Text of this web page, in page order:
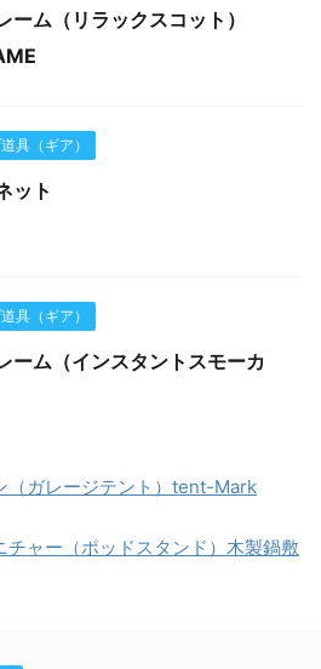
ーム（リラックスコット）
具（ギア）
ット
具（ギア）
ーム（インスタントスモーカ
（ガレージテント）tent-Mark
チャー（ポッドスタンド）木製鍋敷